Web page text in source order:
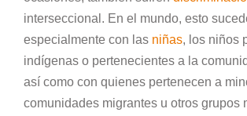
interseccional. En el mundo, esto
especialmente con las niñas, los niños
indígenas o pertenecientes a la
así como con quienes pertenecen a
comunidades migrantes u otros grupos